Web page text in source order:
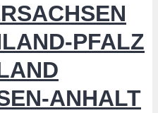
PFALZ
ANHALT